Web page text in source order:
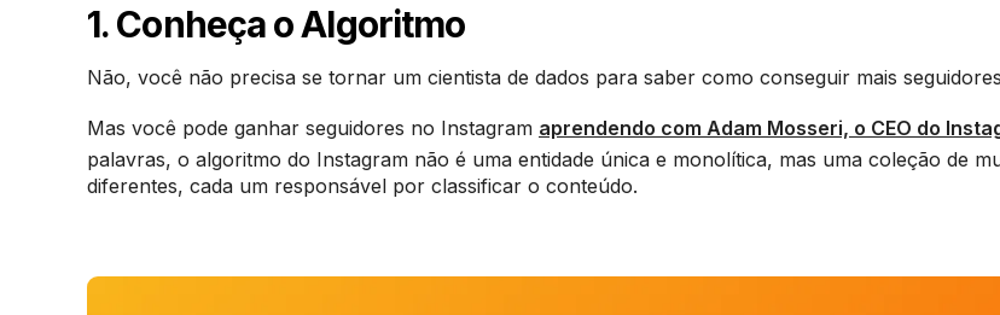
1. Conheça o Algoritmo
Não, você não precisa se tornar um cientista de dados para saber como conseguir mais
Mas você pode ganhar seguidores no Instagram aprendendo com Adam Mosseri, o CEO do
palavras, o algoritmo do Instagram não é uma entidade única e monolítica, mas uma coleção de
diferentes, cada um responsável por classificar o conteúdo.